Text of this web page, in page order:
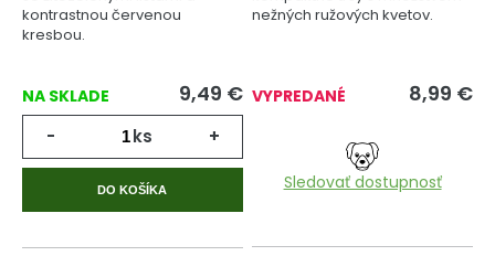
kontrastnou červenou
kresbou.
NA SKLADE 9,49 €
- ks +
DO KOŠÍKA
nežných ružových kvetov.
VYPREDANÉ 8,99 €
Sledovať dostupnosť